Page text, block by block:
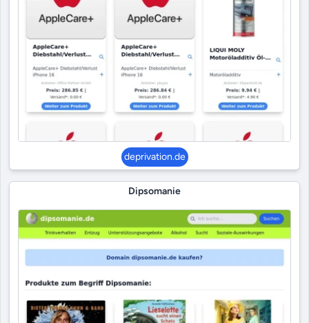
deprivation.de
Dipsomanie